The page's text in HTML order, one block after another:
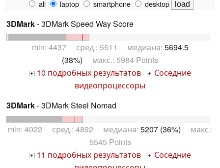
all
laptop smartphone desktop
3DMark- 3DMark Speed Way Score
min: 4437 сред.: 5511 медиана: 5694.5
(38%) макс.: 5984 Points
+ 10 подробных результатов +
Соседние
видеопроцессоры
3DMark- 3DMark Steel Nomad
min: 4022 сред.: 4892 медиана: 5207 (36%) макс.:
5545 Points
+ 11 подробных результатов +
Соседние